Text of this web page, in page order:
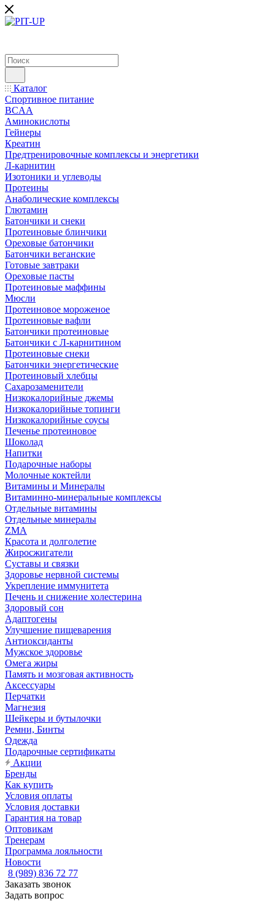
Каталог
Спортивное питание
BCAA
Аминокислоты
Гейнеры
Креатин
Предтренировочные комплексы и энергетики
Л-карнитин
Изотоники и углеводы
Протеины
Анаболические комплексы
Глютамин
Батончики и снеки
Протеиновые блинчики
Ореховые батончики
Батончики веганские
Готовые завтраки
Ореховые пасты
Протеиновые маффины
Мюсли
Протеиновое мороженое
Протеиновые вафли
Батончики протеиновые
Батончики с Л-карнитином
Протеиновые снеки
Батончики энергетические
Протеиновый хлебцы
Сахарозаменители
Низкокалорийные джемы
Низкокалорийные топинги
Низкокалорийные соусы
Печенье протеиновое
Шоколад
Напитки
Подарочные наборы
Молочные коктейли
Витамины и Минералы
Витаминно-минеральные комплексы
Отдельные витамины
Отдельные минералы
ZMA
Красота и долголетие
Жиросжигатели
Суставы и связки
Здоровье нервной системы
Укрепление иммунитета
Печень и снижение холестерина
Здоровый сон
Адаптогены
Улучшение пищеварения
Антиоксиданты
Мужское здоровье
Омега жиры
Память и мозговая активность
Аксессуары
Перчатки
Магнезия
Шейкеры и бутылочки
Ремни, Бинты
Одежда
Подарочные сертификаты
Акции
Бренды
Как купить
Условия оплаты
Условия доставки
Гарантия на товар
Оптовикам
Тренерам
Программа лояльности
Новости
8 (989) 836 72 77
Заказать звонок
Задать вопрос